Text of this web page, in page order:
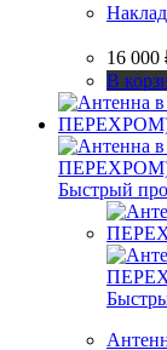
16 000
В
Быстрый